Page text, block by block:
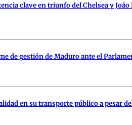
clave en triunfo del Chelsea y
de gestión de Maduro ante el
en su transporte público a pesar